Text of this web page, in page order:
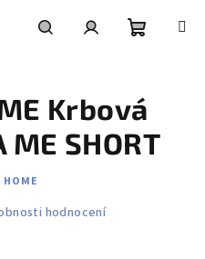
košík
Krbová
SHORT
HOME
hodnocení